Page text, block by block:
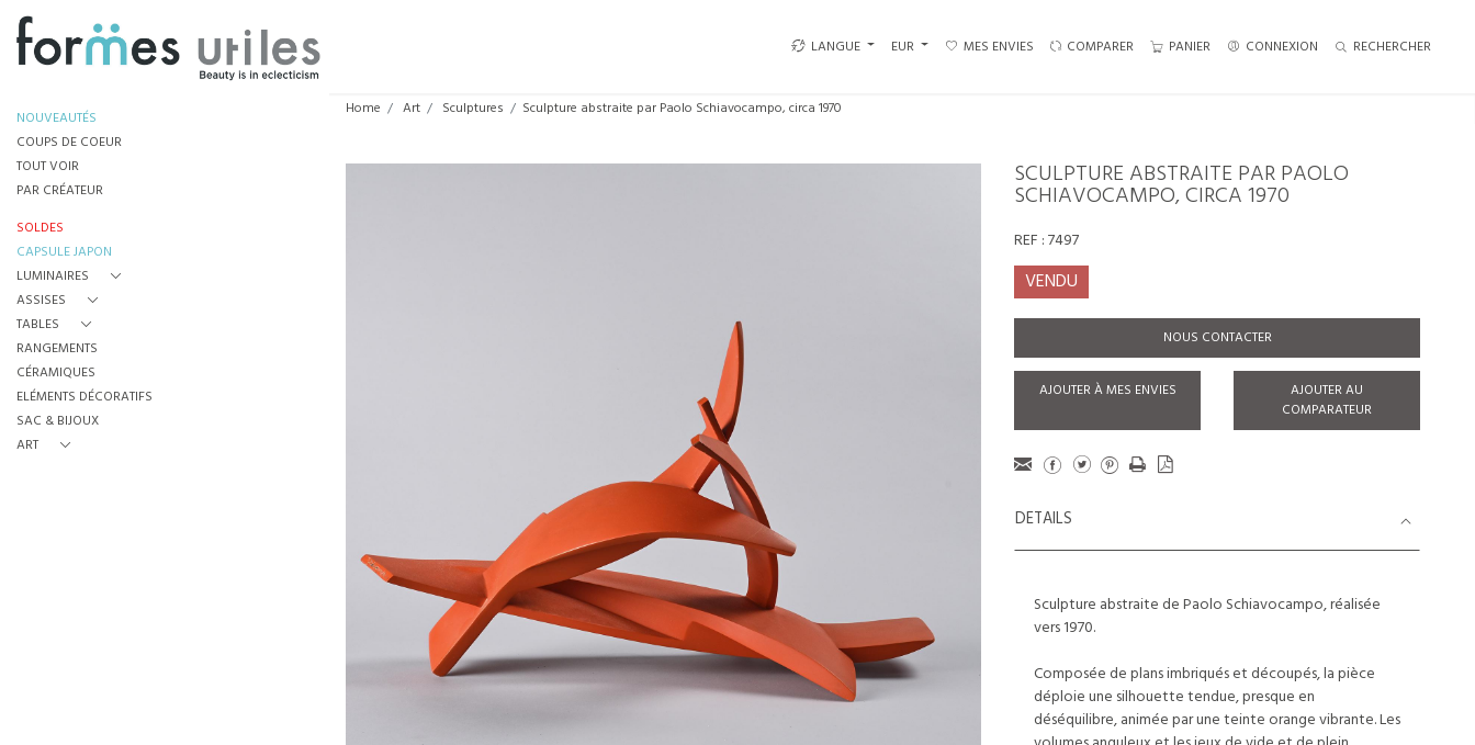
LANGUE EUR MES ENVIES COMPARER PANIER CONNEXION RECHERCHER
NOUVEAUTÉS
COUPS DE COEUR
TOUT VOIR
PAR CRÉATEUR
SOLDES
CAPSULE JAPON
LUMINAIRES
ASSISES
TABLES
RANGEMENTS
CÉRAMIQUES
ELÉMENTS DÉCORATIFS
SAC & BIJOUX
ART
Home Art Sculptures Sculpture abstraite par Paolo Schiavocampo, circa 1970
SCULPTURE ABSTRAITE PAR PAOLO
SCHIAVOCAMPO, CIRCA 1970
REF :7497
VENDU
NOUS CONTACTER
AJOUTER À MES ENVIES
AJOUTER AU
COMPARATEUR
DETAILS
Sculpture abstraite de Paolo Schiavocampo, réalisée
vers 1970.
Composée de plans imbriqués et découpés, la pièce
déploie une silhouette tendue, presque en
déséquilibre, animée par une teinte orange vibrante. Les